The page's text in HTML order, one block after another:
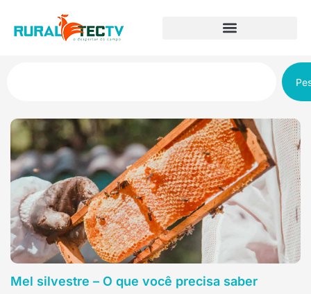
Mel silvestre – O que você precisa saber